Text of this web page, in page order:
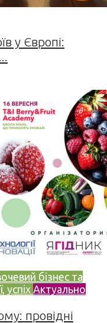
у Європі:
бізнес та
успіх Актуально
провідні